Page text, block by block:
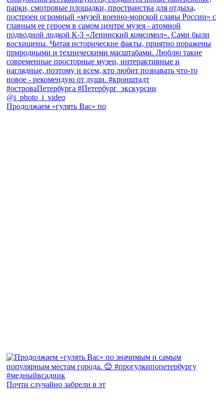
Продолжаем «гулять Вас» по
Почти случайно забрели в эт